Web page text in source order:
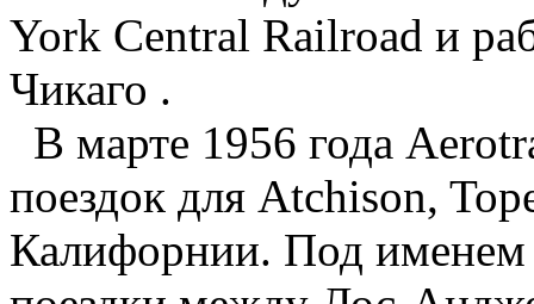
York Central Railroad и
Чикаго .
В марте 1956 года
поездок для Atchison,
Калифорнии. Под именем